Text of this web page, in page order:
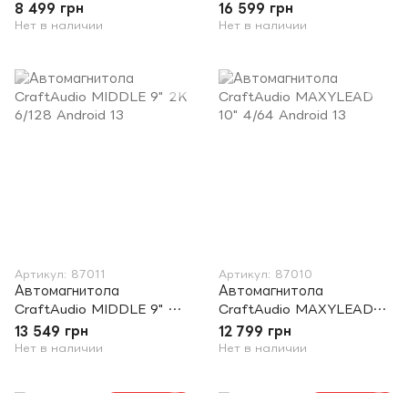
3/32 Android 13
8 499 грн
Нет в наличии
2K 6/128 Android 13
16 599 грн
Нет в наличии
Артикул: 87011
Автомагнитола
CraftAudio MIDDLE 9" 2K
6/128 Android 13
13 549 грн
Нет в наличии
Артикул: 87010
Автомагнитола
CraftAudio MAXYLEAD
10" 4/64 Android 13
12 799 грн
Нет в наличии